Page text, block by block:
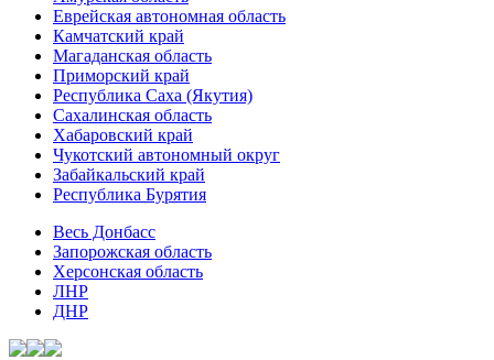
Еврейская автономная область
Камчатский край
Магаданская область
Приморский край
Республика Саха (Якутия)
Сахалинская область
Хабаровский край
Чукотский автономный округ
Забайкальский край
Республика Бурятия
Весь Донбасс
Запорожская область
Херсонская область
ЛНР
ДНР